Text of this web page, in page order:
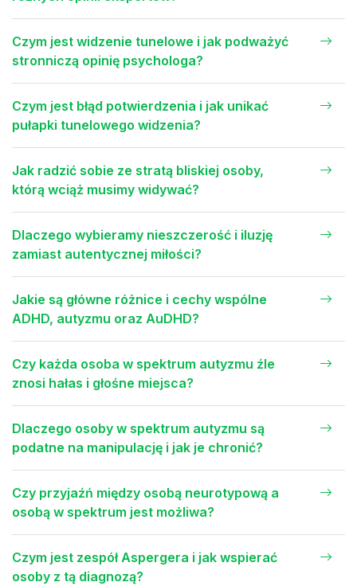
Czym jest widzenie tunelowe i jak podważyć
stronniczą opinię psychologa?
Czym jest błąd potwierdzenia i jak unikać
pułapki tunelowego widzenia?
Jak radzić sobie ze stratą bliskiej osoby,
którą wciąż musimy widywać?
Dlaczego wybieramy nieszczerość i iluzję
zamiast autentycznej miłości?
Jakie są główne różnice i cechy wspólne
ADHD, autyzmu oraz AuDHD?
Czy każda osoba w spektrum autyzmu źle
znosi hałas i głośne miejsca?
Dlaczego osoby w spektrum autyzmu są
podatne na manipulację i jak je chronić?
Czy przyjaźń między osobą neurotypową a
osobą w spektrum jest możliwa?
Czym jest zespół Aspergera i jak wspierać
osoby z tą diagnozą?